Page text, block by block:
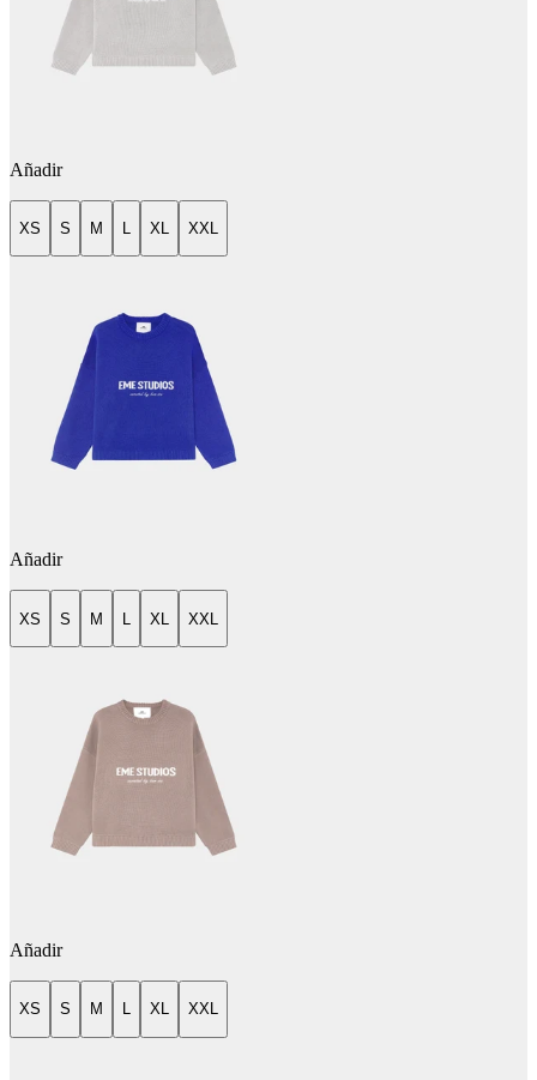
Añadir
XS S M XL XXL
Añadir
XS S M L XL XXL
Añadir
XS S M L XL XXL